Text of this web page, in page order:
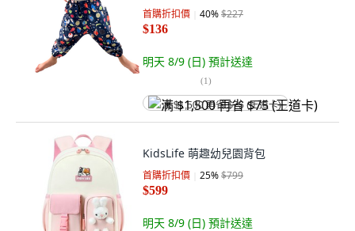
首購折扣價 40%$227
$136
明天 8/9 (日) 預計送達
(1)
满 $1,500 再省 $75 (王道卡)
KidsLife 萌趣幼兒園背包
首購折扣價 25%$799
$599
明天 8/9 (日) 預計送達